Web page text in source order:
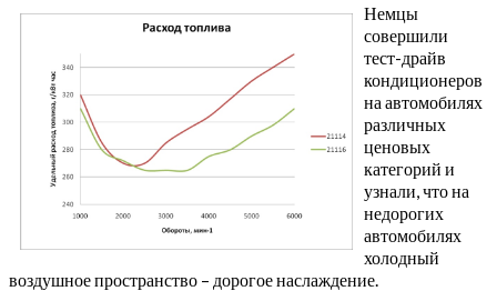
Немцы
совершили
тест-драйв
кондиционеров
на автомобилях
различных
ценовых
категорий и
узнали, что на
недорогих
автомобилях
холодный
воздушное пространство – дорогое наслаждение.